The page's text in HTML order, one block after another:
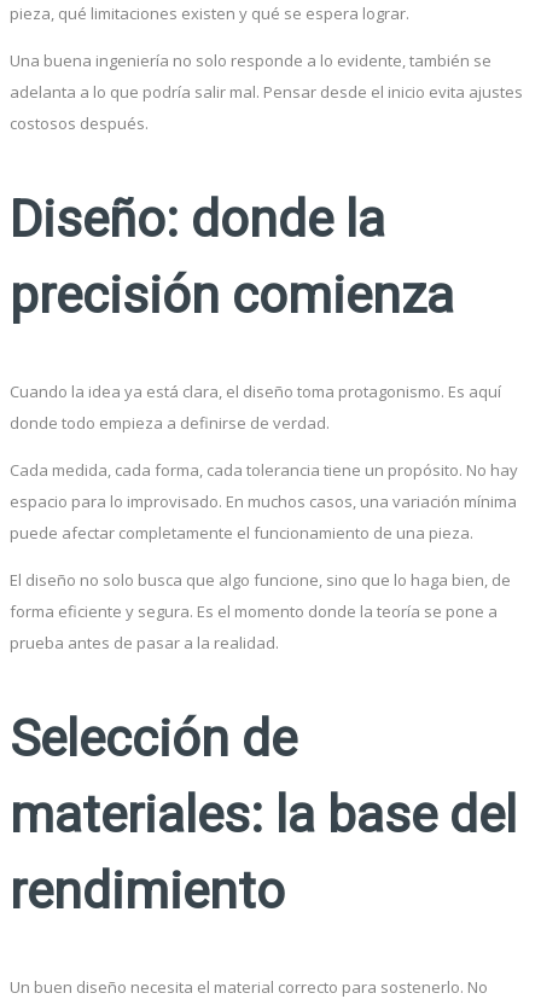
pieza, qué limitaciones existen y qué se espera lograr.
Una buena ingeniería no solo responde a lo evidente, también se
adelanta a lo que podría salir mal. Pensar desde el inicio evita ajustes
costosos después.
Diseño: donde la
precisión comienza
Cuando la idea ya está clara, el diseño toma protagonismo. Es aquí
donde todo empieza a definirse de verdad.
Cada medida, cada forma, cada tolerancia tiene un propósito. No hay
espacio para lo improvisado. En muchos casos, una variación mínima
puede afectar completamente el funcionamiento de una pieza.
El diseño no solo busca que algo funcione, sino que lo haga bien, de
forma eficiente y segura. Es el momento donde la teoría se pone a
prueba antes de pasar a la realidad.
Selección de
materiales: la base del
rendimiento
Un buen diseño necesita el material correcto para sostenerlo. No